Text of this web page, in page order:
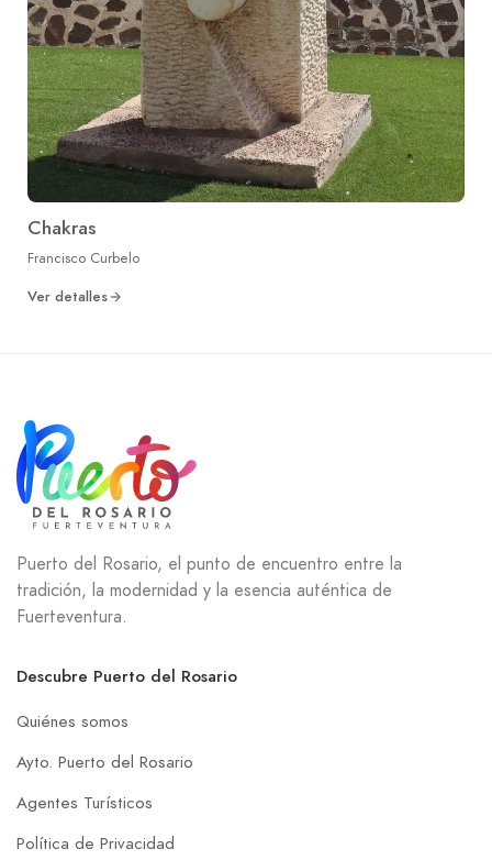
Chakras
Francisco Curbelo
Ver detalles
Puerto del Rosario, el punto de encuentro entre la
tradición, la modernidad y la esencia auténtica de
Fuerteventura.
Descubre Puerto del Rosario
Quiénes somos
Ayto. Puerto del Rosario
Agentes Turísticos
Política de Privacidad